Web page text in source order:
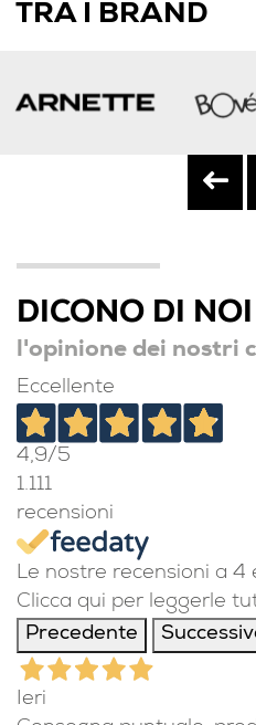
TRA I BRAND
DICONO DI NOI
l'opinione dei nostri
Eccellente
4,9/5
1.111
recensioni
Le nostre recensioni a 4
Clicca qui per leggerle
Precedente
Ieri